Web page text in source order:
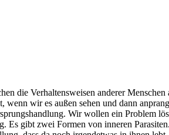
die Verhaltensweisen anderer
wir es außen sehen und dann
Wir wollen ein Problem
gibt zwei Formen von inneren